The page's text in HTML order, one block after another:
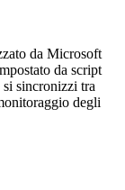
da Microsoft
da script
sincronizzi tra
degli